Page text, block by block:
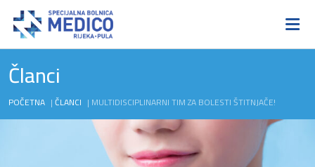
Članci
POČETNA |ČLANCI | MULTIDISCIPLINARNI TIM ZA BOLESTI ŠTITNJAČE!